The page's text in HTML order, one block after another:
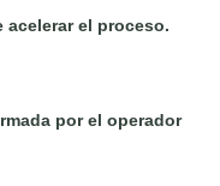
el proceso.
por el operador